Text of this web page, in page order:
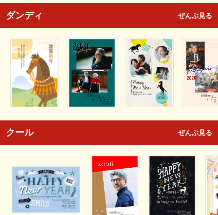
ダンディ ぜんぶ見る
クール ぜんぶ見る